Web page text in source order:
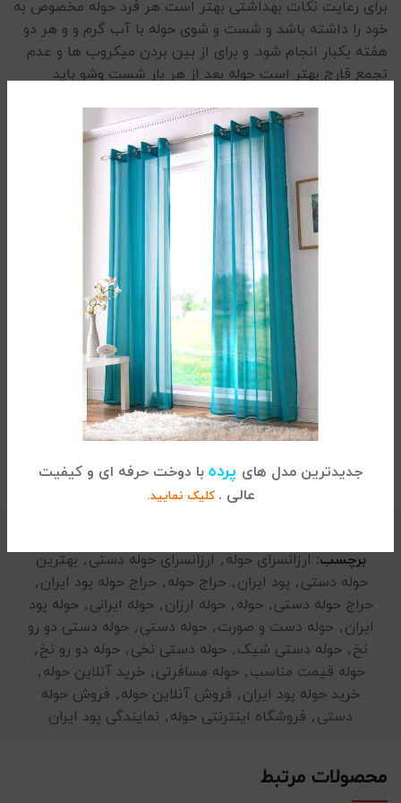
جدیدترین مدل های پرده با دوخت حرفه ای و کیفیت
عالی . کلیک نمایید.
برای رعایت نکات بهداشتی بهتر است هر فرد حوله مخصوص به
خود را داشته باشد و شست و شوی حوله با آب گرم و و هر دو
هفته یکبار انجام شود. و برای از بین بردن میکروب ها و عدم
تجمع قارچ بهتر است حوله بعد از هر بار شست وشو باید
به رشد قارچ و باکتری‌ها منجر شود.
این محصول تولید کشور ایران با نام تجاری پود ایران است که
محبوبیت خاصی بین مصرف کنندگان دارد و با تولید محصول با
کیفیت بالا و قیمت مناسب توانسته جایگاه برتری در میان رقبا
حوله دستی قیمت مناسب
در کنار خرید این محصول، همچین می توانید از انواع
موجود در سایت ما دیدن فرمایید.
برچسب: ارزانسرای حوله, ارزانسرای حوله دستی, بهترین
حوله دستی, پود ایران, حراج حوله, حراج حوله پود ایران,
حراج حوله دستی, حوله, حوله ارزان, حوله ایرانی, حوله پود
ایران, حوله دست و صورت, حوله دستی, حوله دستی دو رو
نخ, حوله دستی شیک, حوله دستی نخی, حوله دو رو نخ,
حوله قیمت مناسب, حوله مسافرتی, خرید آنلاین حوله,
خرید حوله پود ایران, فروش آنلاین حوله, فروش حوله
دستی, فروشگاه اینترنتی حوله, نمایندگی پود ایران
محصولات مرتبط